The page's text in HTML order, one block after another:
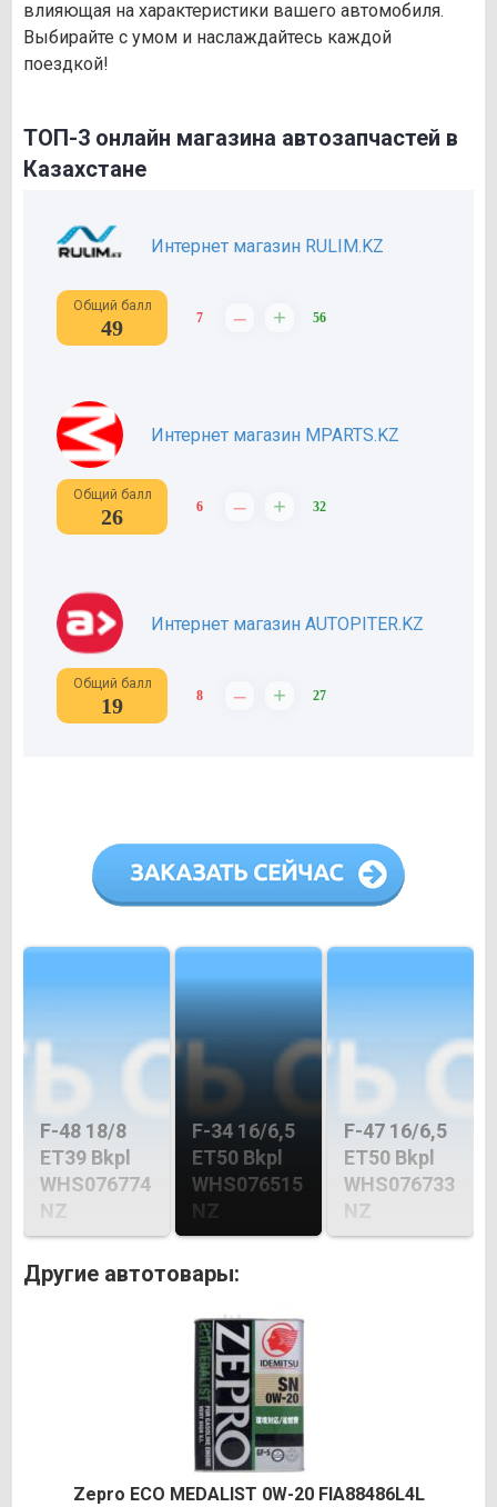
влияющая на характеристики вашего автомобиля.
Выбирайте с умом и наслаждайтесь каждой
поездкой!
ТОП-3 онлайн магазина автозапчастей в
Казахстане
Интернет магазин RULIM.KZ
Общий балл
49 7 – + 56
Интернет магазин MPARTS.KZ
Общий балл
26 6 – + 32
Интернет магазин AUTOPITER.KZ
Общий балл
19 8 – + 27
F-48 18/8
ET39 Bkpl
WHS076774
NZ
F-34 16/6,5
ET50 Bkpl
WHS076515
NZ
F-47 16/6,5
ET50 Bkpl
WHS076733
NZ
Другие автотовары:
Zepro ECO MEDALIST 0W-20 FIA88486L4L